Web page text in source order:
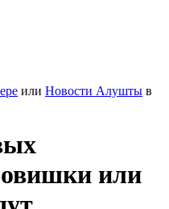
или Новости Алушты в
или